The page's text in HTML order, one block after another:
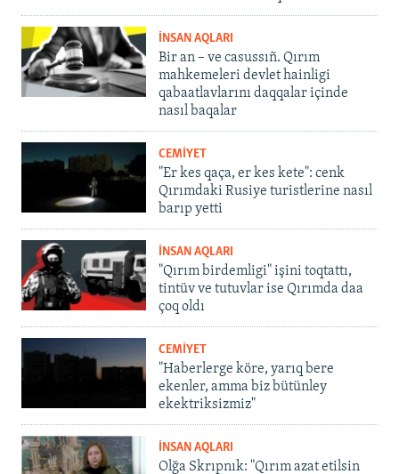
İNSAN AQLARI
Bir an – ve casussıñ. Qırım
mahkemeleri devlet hainligi
qabaatlavlarını daqqalar içinde
nasıl baqalar
CEMİYET
"Er kes qaça, er kes kete": cenk
Qırımdaki Rusiye turistlerine nasıl
barıp yetti
İNSAN AQLARI
"Qırım birdemligi" işini toqtattı,
tintüv ve tutuvlar ise Qırımda daa
çoq oldı
CEMİYET
"Haberlerge köre, yarıq bere
ekenler, amma biz bütünley
ekektriksizmiz"
İNSAN AQLARI
Olğa Skrıpnık: "Qırım azat etilsin